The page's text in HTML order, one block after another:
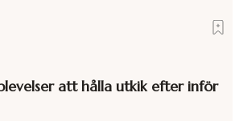
att
att hålla utkik efter inför